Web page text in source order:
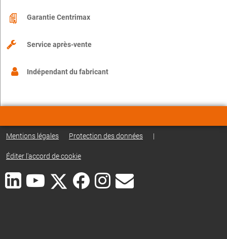
Garantie Centrimax
Service après-vente
Indépendant du fabricant
Mentions légales Protection des données |
Éditer l'accord de cookie